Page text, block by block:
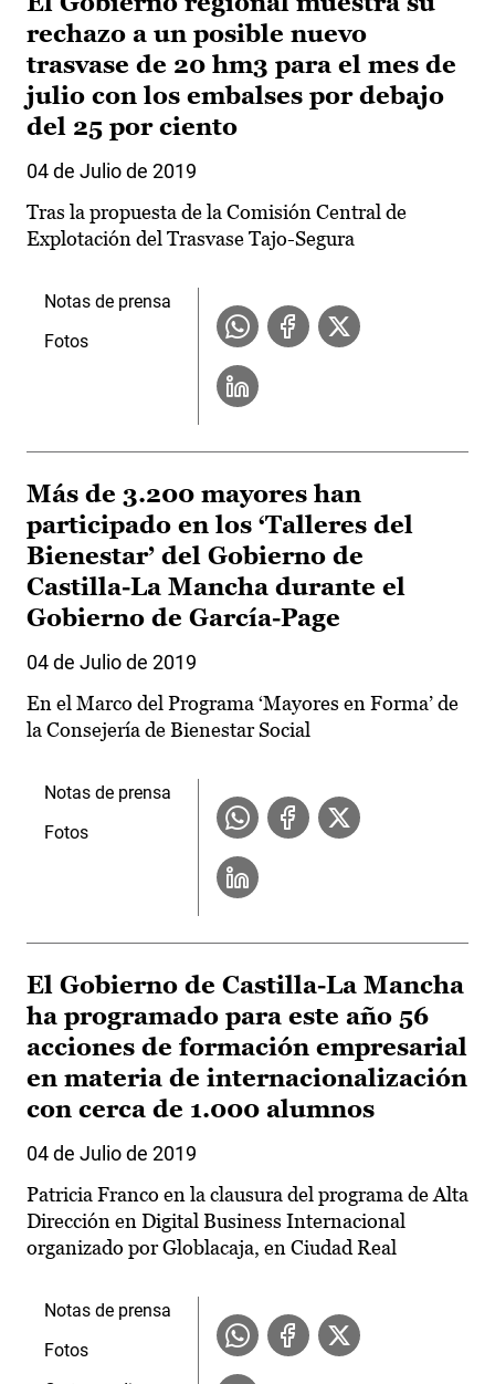
rechazo a un posible nuevo
trasvase de 20 hm3 para el mes de
julio con los embalses por debajo
del 25 por ciento
04 de Julio de 2019
Tras la propuesta de la Comisión Central de
Explotación del Trasvase Tajo-Segura
Notas de prensa
Fotos
Más de 3.200 mayores han
participado en los ‘Talleres del
Bienestar’ del Gobierno de
Castilla-La Mancha durante el
Gobierno de García-Page
04 de Julio de 2019
En el Marco del Programa ‘Mayores en Forma’ de
la Consejería de Bienestar Social
Notas de prensa
Fotos
El Gobierno de Castilla-La Mancha
ha programado para este año 56
acciones de formación empresarial
en materia de internacionalización
con cerca de 1.000 alumnos
04 de Julio de 2019
Patricia Franco en la clausura del programa de Alta
Dirección en Digital Business Internacional
organizado por Globlacaja, en Ciudad Real
Notas de prensa
Fotos